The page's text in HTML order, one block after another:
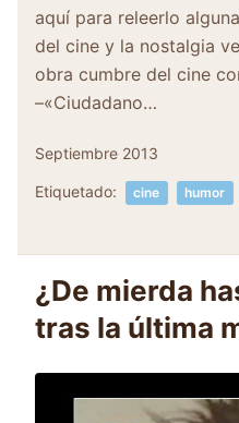
aquí para releerlo
del cine y la nostalgia
obra cumbre del cine
–«Ciudadano…
Septiembre 2013
Etiquetado: cine humor
¿De mierda
tras la última